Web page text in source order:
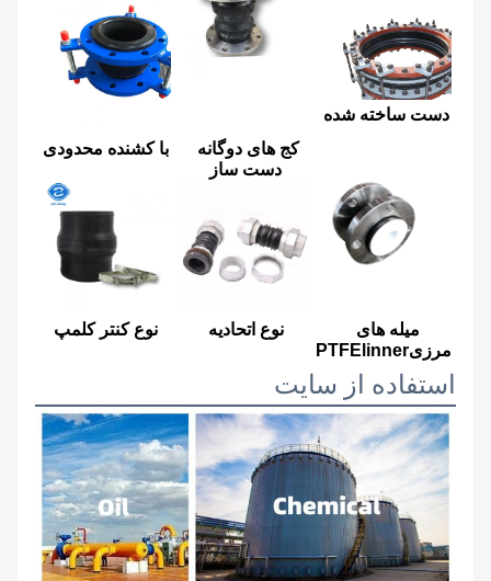
دست ساخته شده
دست ساز
با کشنده محدودی
مرزیPTFElinner
نوع اتحادیه نوع کنتر کلمپ
استفاده از سایت